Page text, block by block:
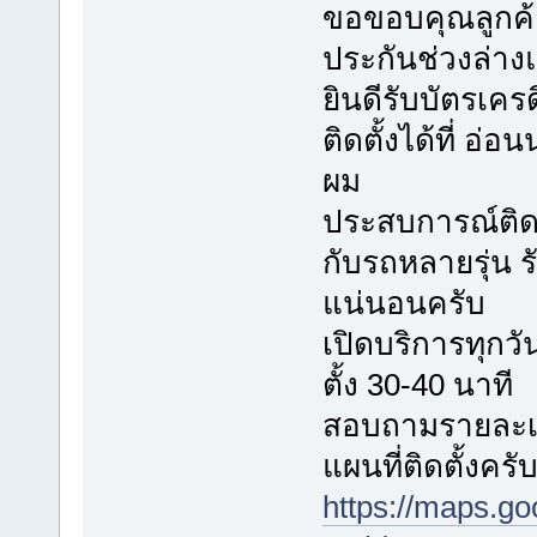
ขอขอบคุณลูกค้
ประกันช่วงล่า
ยินดีรับบัตรเค
ติดตั้งได้ที่ อ่อน
ผม
ประสบการณ์ติ
กับรถหลายรุ่น
แน่นอนครับ
เปิดบริการทุกวั
ตั้ง 30-40 นาที
สอบถามรายละ
แผนที่ติดตั้งครับ
https://